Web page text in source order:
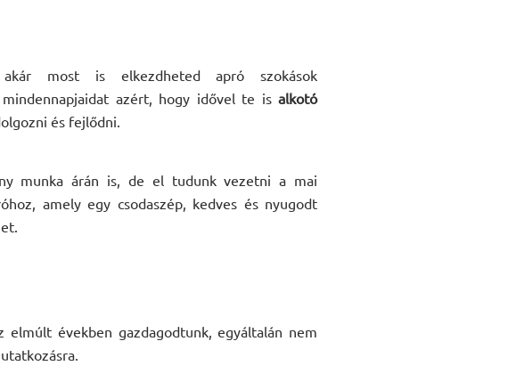
akár most is elkezdheted apró szokások
azért, hogy idővel te is alkotó
és fejlődni.
munka árán is, de el tudunk vezetni a mai
amely egy csodaszép, kedves és nyugodt
elmúlt években gazdagodtunk, egyáltalán nem